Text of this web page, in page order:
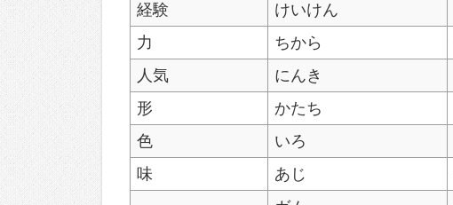
経験
けいけん
力
ちから
人気
にんき
形
かたち
色
いろ
味
あじ